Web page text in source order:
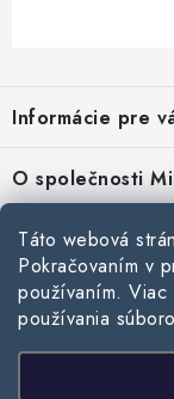
Táto webová
Pokračovaním v
používaním. Viac
používania
p
ä
t
Informácie pre
Reklamace a vrácení
Zásady používania
Podmínky ochrany
Obchodní podmínky
Mapa webu Milpe.sk
O společnosti
Často sa nás pýtate
O spoločnosti Milpe
Kontakty
Kontaktné informácie
O spoločnosti Milpe
Stavebný blog
Ako vybrať správnu
Prijímame